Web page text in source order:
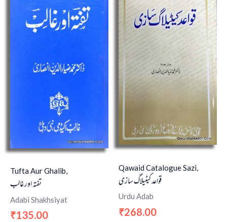
Tufta Aur Ghalib,
تفتہ اور غالب
Adabi Shakhsiyat
₹135.00
Qawaid Catalogue Sazi,
قواعد کیٹیلاگ سازی
Urdu Adab
₹268.00